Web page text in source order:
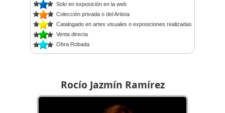
Rocío Jazmín Ramírez
Solo en exposición en la web
Colección privada o del Artista
Catalogado en artes visuales o exposiciones realizadas
Venta directa
Obra Robada